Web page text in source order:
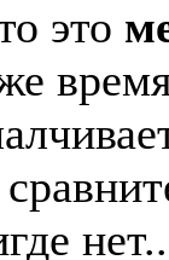
это